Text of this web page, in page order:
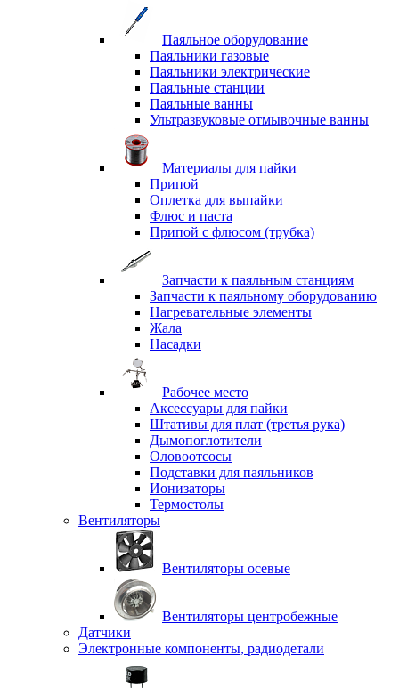
Паяльное оборудование
Паяльники газовые
Паяльники электрические
Паяльные станции
Паяльные ванны
Ультразвуковые отмывочные ванны
Материалы для пайки
Припой
Оплетка для выпайки
Флюс и паста
Припой с флюсом (трубка)
Запчасти к паяльным станциям
Запчасти к паяльному оборудованию
Нагревательные элементы
Жала
Насадки
Рабочее место
Аксессуары для пайки
Штативы для плат (третья рука)
Дымопоглотители
Оловоотсосы
Подставки для паяльников
Ионизаторы
Термостолы
Вентиляторы
Вентиляторы осевые
Вентиляторы центробежные
Датчики
Электронные компоненты, радиодетали